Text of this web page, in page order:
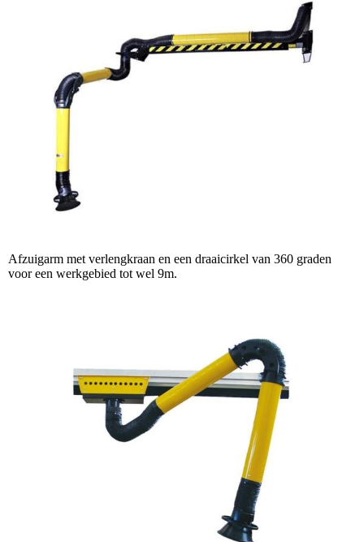
Afzuigarm met verlengkraan en een draaicirkel van 360 graden
voor een werkgebied tot wel 9m.